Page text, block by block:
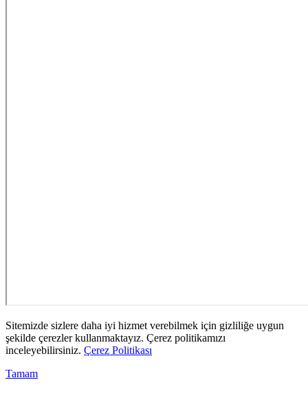
Sitemizde sizlere daha iyi hizmet verebilmek için gizliliğe uygun
şekilde çerezler kullanmaktayız. Çerez politikamızı
inceleyebilirsiniz. Çerez Politikası
Tamam